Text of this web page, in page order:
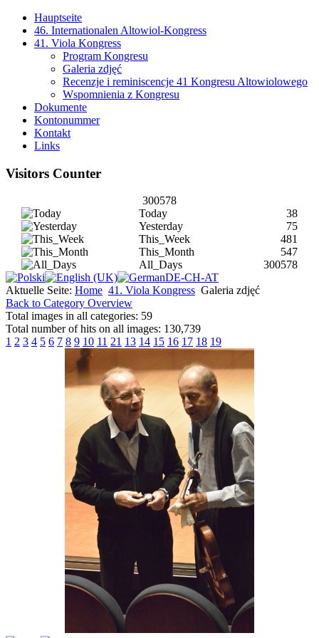
Hauptseite
46. Internationalen Altowiol-Kongress
41. Viola Kongress
Program Kongresu
Galeria zdjęć
Recenzje i reminiscencje 41 Kongresu Altowiolowego
Wspomnienia z Kongresu
Dokumente
Kontonummer
Kontakt
Links
Visitors Counter
300578
Today
38
Yesterday
75
This_Week
481
This_Month
547
All_Days
300578
Aktuelle Seite: Home 41. Viola Kongress Galeria zdjęć
Back to Category Overview
Total images in all categories: 59
Total number of hits on all images: 130,739
1 2 3 4 5 6 7 8 9 10 11 21 13 14 15 16 17 18 19